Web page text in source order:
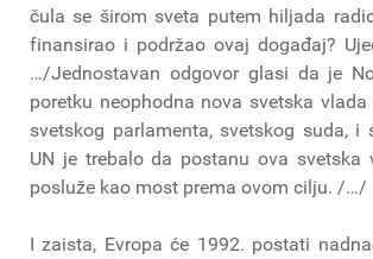
čula se širom sveta putem hiljada
finansirao i podržao ovaj događaj?
…/Jednostavan odgovor glasi da je
poretku neophodna nova svetska
svetskog parlamenta, svetskog suda, i
UN je trebalo da postanu ova svetska
posluže kao most prema ovom cilju. /…/
I zaista, Evropa će 1992. postati